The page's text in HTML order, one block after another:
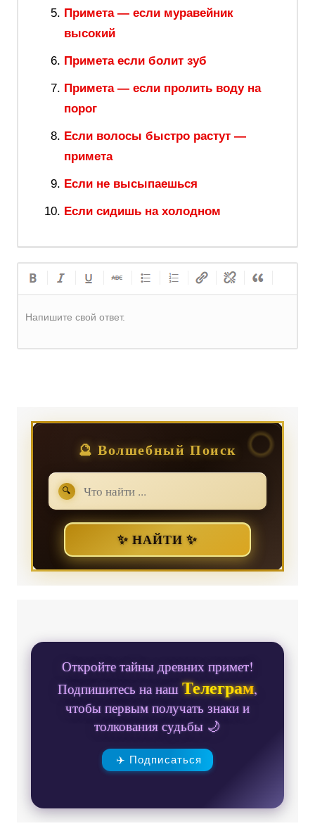
Примета — если муравейник
высокий
Примета если болит зуб
Примета — если пролить воду на
порог
Если волосы быстро растут —
примета
Если не высыпаешься
Если сидишь на холодном
Напишите свой ответ.
🔮 Волшебный Поиск
🔍
✨ НАЙТИ ✨
Откройте тайны древних примет!
Подпишитесь на нашТелеграм,
чтобы первым получать знаки и
толкования судьбы 🌙
✈️ Подписаться